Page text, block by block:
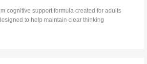
cognitive support formula created for adults
to help maintain clear thinking